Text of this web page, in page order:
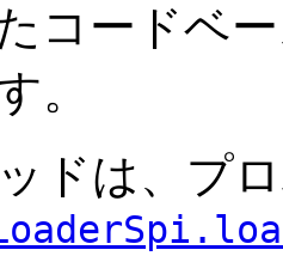
コードベ
。
ドは、プ